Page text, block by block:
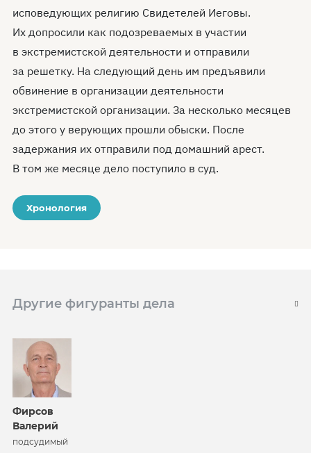
исповедующих религию Свидетелей Иеговы.
Их допросили как подозреваемых в участии
в экстремистской деятельности и отправили
за решетку. На следующий день им предъявили
обвинение в организации деятельности
экстремистской организации. За несколько месяцев
до этого у верующих прошли обыски. После
задержания их отправили под домашний арест.
В том же месяце дело поступило в суд.
Хронология
Другие фигуранты дела
Фирсов
Валерий
подсудимый